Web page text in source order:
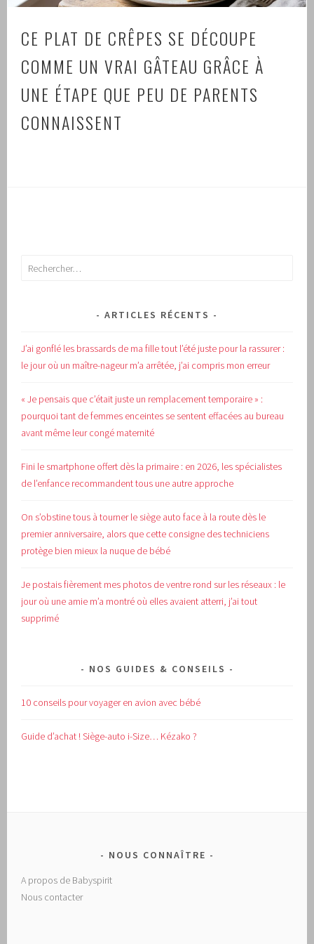
CE PLAT DE CRÊPES SE DÉCOUPE
COMME UN VRAI GÂTEAU GRÂCE À
UNE ÉTAPE QUE PEU DE PARENTS
CONNAISSENT
Rechercher :
ARTICLES RÉCENTS
J’ai gonflé les brassards de ma fille tout l’été juste pour la rassurer :
le jour où un maître-nageur m’a arrêtée, j’ai compris mon erreur
« Je pensais que c’était juste un remplacement temporaire » :
pourquoi tant de femmes enceintes se sentent effacées au bureau
avant même leur congé maternité
Fini le smartphone offert dès la primaire : en 2026, les spécialistes
de l’enfance recommandent tous une autre approche
On s’obstine tous à tourner le siège auto face à la route dès le
premier anniversaire, alors que cette consigne des techniciens
protège bien mieux la nuque de bébé
Je postais fièrement mes photos de ventre rond sur les réseaux : le
jour où une amie m’a montré où elles avaient atterri, j’ai tout
supprimé
NOS GUIDES & CONSEILS
10 conseils pour voyager en avion avec bébé
Guide d’achat !Siège-auto i-Size… Kézako ?
NOUS CONNAÎTRE
A propos de Babyspirit
Nous contacter